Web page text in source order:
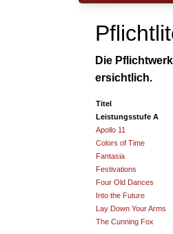
Die
ersichtlich.
Titel
Leistungsstufe A
Apollo 11
Colors of Time
Fantasia
Festivations
Four Old Dances
Into the Future
Lay Down Your Arms
The Cunning Fox